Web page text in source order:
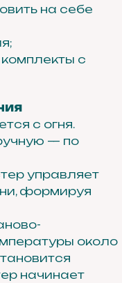
на себе
с
с огня.
— по
управляет
формируя
около
начинает